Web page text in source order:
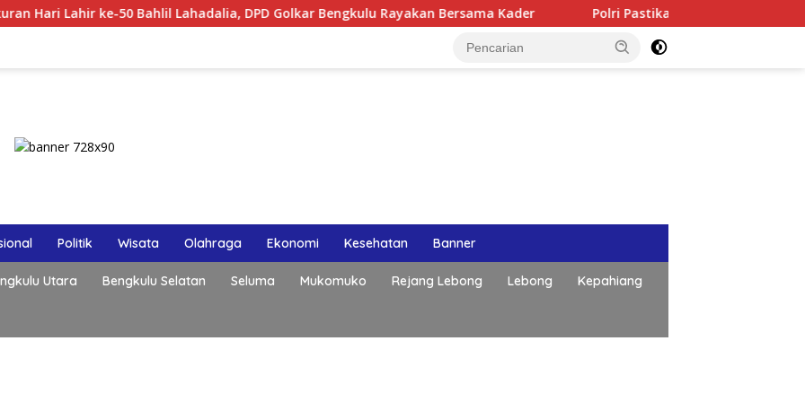
Hari Lahir ke-50 Bahlil Lahadalia, DPD Golkar Bengkulu Rayakan Bersama Kader Polri Pastikan Proses Pemeriksaan
Politik Wisata Olahraga Ekonomi Kesehatan Banner
Utara Bengkulu Selatan Seluma Mukomuko Rejang Lebong Lebong Kepahiang